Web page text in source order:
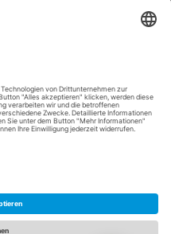
|Barrierefreiheitserklärung